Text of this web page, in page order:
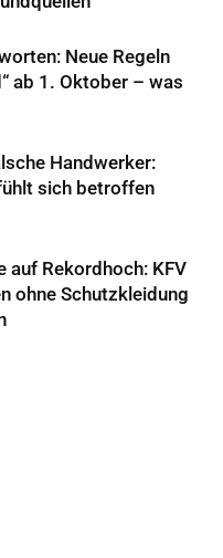
Neue Regeln
ab 1. Oktober – was
Handwerker:
sich betroffen
auf Rekordhoch: KFV
ohne Schutzkleidung